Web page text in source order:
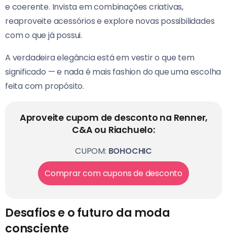
e coerente. Invista em combinações criativas,
reaproveite acessórios e explore novas possibilidades
com o que já possui.
A verdadeira elegância está em vestir o que tem
significado — e nada é mais fashion do que uma escolha
feita com propósito.
Aproveite cupom de desconto na Renner,
C&A ou Riachuelo:
CUPOM: BOHOCHIC
Comprar com cupons de desconto
Desafios e o futuro da moda
consciente